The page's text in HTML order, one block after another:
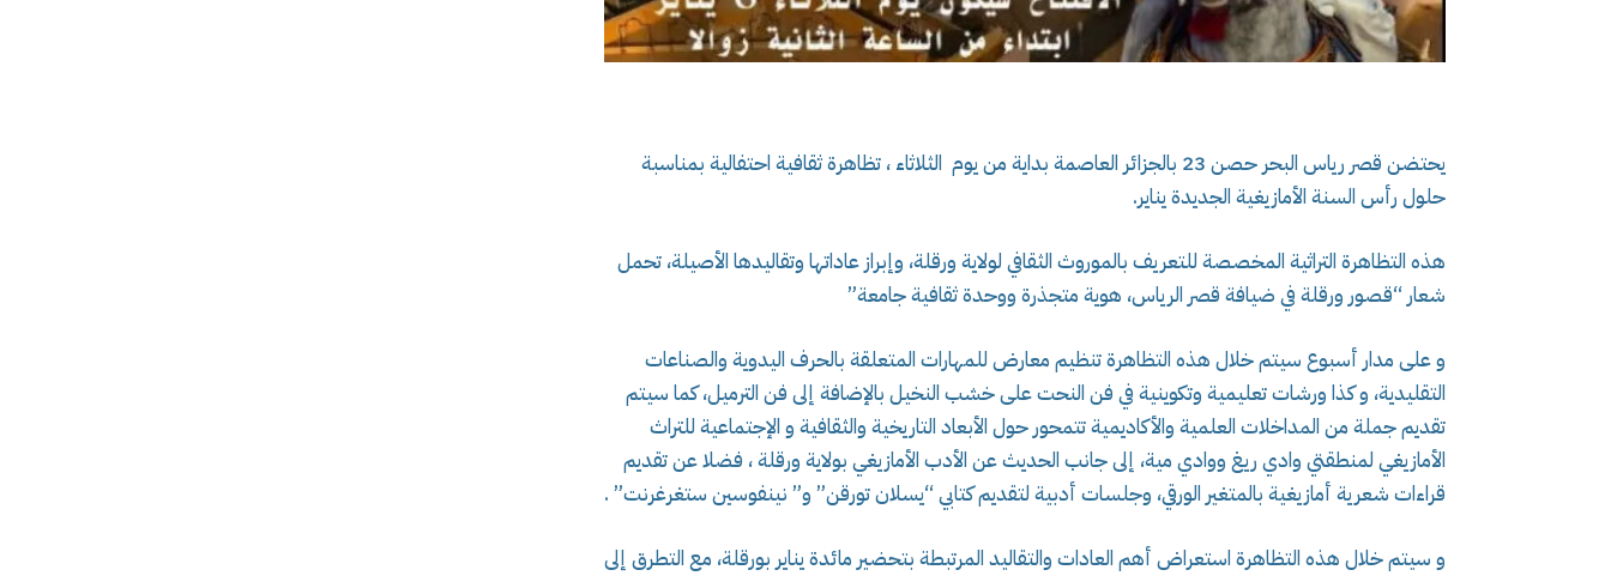
يحتضن قصر رياس البحر حصن 23 بالجزائر العاصمة بداية من يوم الثلاثاء ، تظاهرة ثقافية احتفالية بمناسبة
حلول رأس السنة الأمازيغية الجديدة يناير.
هذه التظاهرة التراثية المخصصة للتعريف بالموروث الثقافي لولاية ورقلة، وإبراز عاداتها وتقاليدها الأصيلة، تحمل
شعار “قصور ورقلة في ضيافة قصر الرياس، هوية متجذرة ووحدة ثقافية جامعة”
و على مدار أسبوع سيتم خلال هذه التظاهرة تنظيم معارض للمهارات المتعلقة بالحرف اليدوية والصناعات
التقليدية، و كذا ورشات تعليمية وتكوينية في فن النحت على خشب النخيل بالإضافة إلى فن الترميل، كما سيتم
تقديم جملة من المداخلات العلمية والأكاديمية تتمحور حول الأبعاد التاريخية والثقافية و الإجتماعية للتراث
الأمازيغي لمنطقتي وادي ريغ ووادي مية، إلى جانب الحديث عن الأدب الأمازيغي بولاية ورقلة ، فضلا عن تقديم
قراءات شعرية أمازيغية بالمتغير الورقي، وجلسات أدبية لتقديم كتابي “يسلان تورقن” و” نينفوسين ستغرغرنت” .
و سيتم خلال هذه التظاهرة استعراض أهم العادات والتقاليد المرتبطة بتحضير مائدة يناير بورقلة، مع التطرق إلى